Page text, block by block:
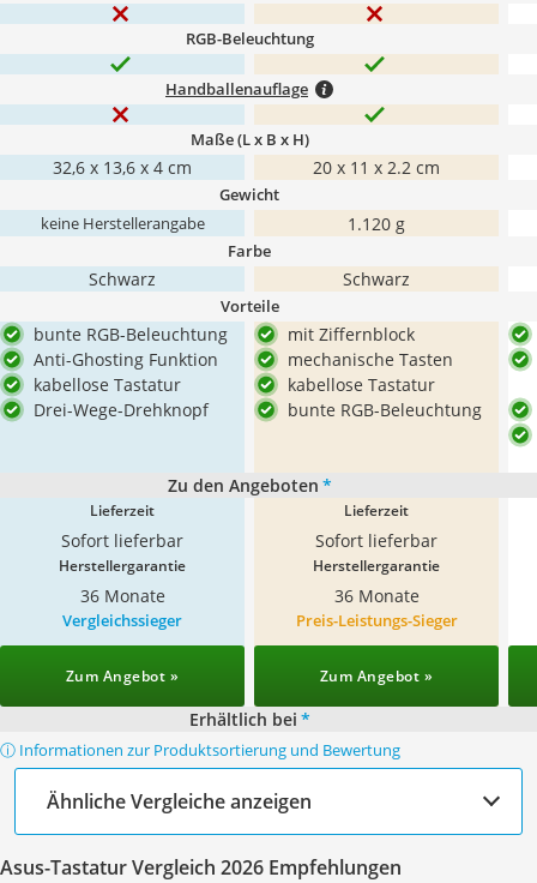
RGB-Beleuchtung
Handballenauflage
Maße (L x B x H)
32,6 x 13,6 x 4 cm 20 x 11 x 2.2 cm
Gewicht
keine Herstellerangabe 1.120 g
Farbe
Schwarz Schwarz
Vorteile
bunte RGB-Beleuchtung
Anti-Ghosting Funktion
kabellose Tastatur
Drei-Wege-Drehknopf
mit Ziffernblock
mechanische Tasten
kabellose Tastatur
bunte RGB-Beleuchtung
Zu den Angeboten *
Lieferzeit
Sofort lieferbar
Lieferzeit
Sofort lieferbar
Herstellergarantie
36 Monate
Herstellergarantie
36 Monate
Vergleichssieger
Zum Angebot »
Preis-Leistungs-Sieger
Zum Angebot »
Erhältlich bei *
ⓘ Informationen zur Produktsortierung und Bewertung
Ähnliche Vergleiche anzeigen
Asus-Tastatur Vergleich 2026 Empfehlungen